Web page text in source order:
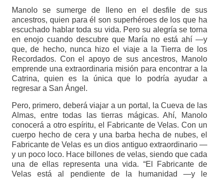
Manolo se sumerge de lleno en el desfile de sus
ancestros, quien para él son superhéroes de los que ha
escuchado hablar toda su vida. Pero su alegría se torna
en enojo cuando descubre que María no está ahí —y
que, de hecho, nunca hizo el viaje a la Tierra de los
Recordados. Con el apoyo de sus ancestros, Manolo
emprende una extraordinaria misión para encontrar a la
Catrina, quien es la única que lo podría ayudar a
regresar a San Ángel.
Pero, primero, deberá viajar a un portal, la Cueva de las
Almas, entre todas las tierras mágicas. Ahí, Manolo
conocerá a otro espíritu, el Fabricante de Velas. Con un
cuerpo hecho de cera y una barba hecha de nubes, el
Fabricante de Velas es un dios antiguo extraordinario —
y un poco loco. Hace billones de velas, siendo que cada
una de ellas representa una vida. “El Fabricante de
Velas está al pendiente de la humanidad —y le